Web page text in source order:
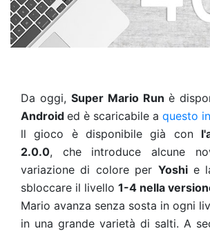
Da oggi, Super Mario Run è
Android ed è scaricabile a questo
ll gioco è disponibile già con
2.0.0, che introduce alcune
variazione di colore per Yoshie
sbloccare il livello 1-4 nella
Mario avanza senza sosta in ogni
in una grande varietà di salti. A